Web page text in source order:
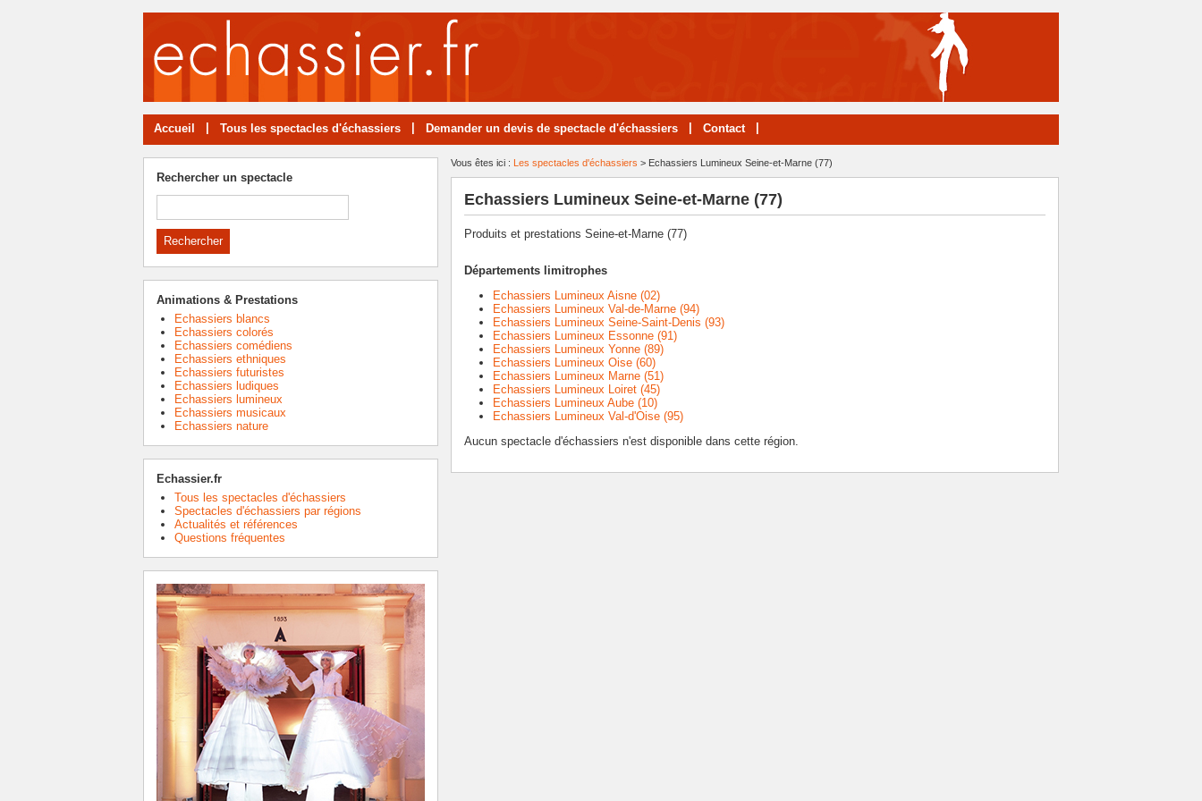
Accueil Tous les spectacles d'échassiers Demander un devis de spectacle d'échassiers Contact
Vous êtes ici : Les spectacles d'échassiers > Echassiers Lumineux Seine-et-Marne (77)
Echassiers Lumineux Seine-et-Marne (77)
Produits et prestations Seine-et-Marne (77)
Départements limitrophes
Echassiers Lumineux Aisne (02)
Echassiers Lumineux Val-de-Marne (94)
Echassiers Lumineux Seine-Saint-Denis (93)
Echassiers Lumineux Essonne (91)
Echassiers Lumineux Yonne (89)
Echassiers Lumineux Oise (60)
Echassiers Lumineux Marne (51)
Echassiers Lumineux Loiret (45)
Echassiers Lumineux Aube (10)
Echassiers Lumineux Val-d'Oise (95)
Aucun spectacle d'échassiers n'est disponible dans cette région.
Rechercher un spectacle
Animations & Prestations
Echassiers blancs
Echassiers colorés
Echassiers comédiens
Echassiers ethniques
Echassiers futuristes
Echassiers ludiques
Echassiers lumineux
Echassiers musicaux
Echassiers nature
Echassier.fr
Tous les spectacles d'échassiers
Spectacles d'échassiers par régions
Actualités et références
Questions fréquentes